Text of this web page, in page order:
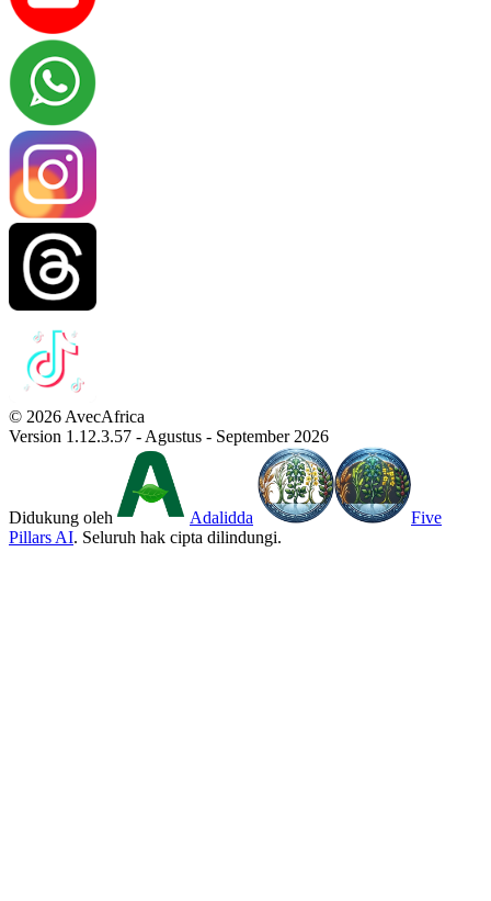
© 2026 AvecAfrica
Version 1.12.3.57 - Agustus - September 2026
Didukung oleh Adalidda
Five
Pillars AI. Seluruh hak cipta dilindungi.